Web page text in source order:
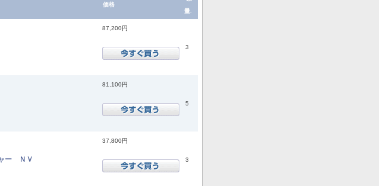
価格
量.
87,200円
3
81,100円
5
ー ＮＶ
37,800円
3